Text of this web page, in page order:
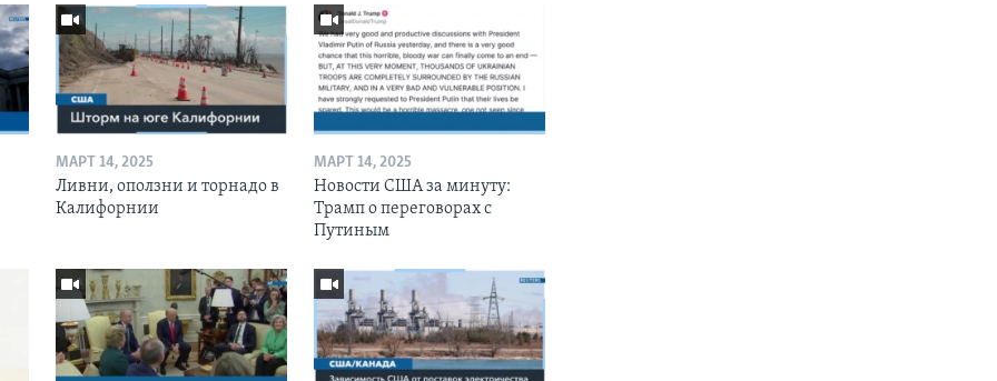
МАРТ 14, 2025
Ливни, оползни и торнадо в
Калифорнии
МАРТ 14, 2025
Новости США за минуту:
Трамп о переговорах с
Путиным